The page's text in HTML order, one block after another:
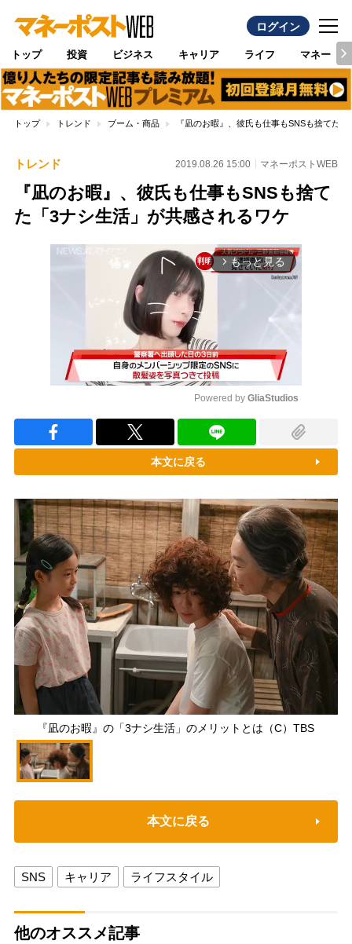
ログイン
トップ 投資 ビジネス キャリア ライフ マネー
トップ トレンド ブーム・商品 『凪のお暇』、彼氏も仕事もSNSも捨てた
トレンド 2019.08.26 15:00 マネーポストWEB
『凪のお暇』、彼氏も仕事もSNSも捨て
た「3ナシ生活」が共感されるワケ
arrow_forward_ios もっと見る
Powered by GliaStudios
本文に戻る
『凪のお暇』の「3ナシ生活」のメリットとは（C）TBS
本文に戻る
SNS キャリア ライフスタイル
他のオススメ記事